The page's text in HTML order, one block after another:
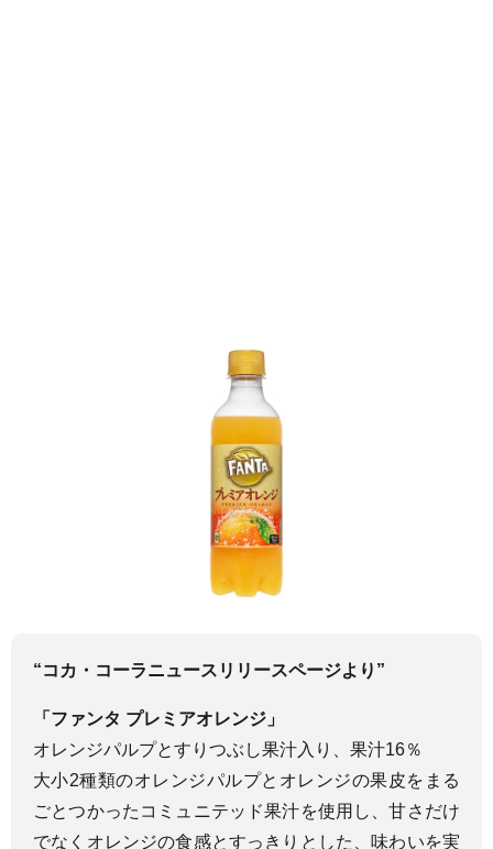
“コカ・コーラニュースリリースページより”
「ファンタ プレミアオレンジ」
オレンジパルプとすりつぶし果汁入り、果汁16％
大小2種類のオレンジパルプとオレンジの果皮をまる
ごとつかったコミュニテッド果汁を使用し、甘さだけ
でなくオレンジの食感とすっきりとした、味わいを実